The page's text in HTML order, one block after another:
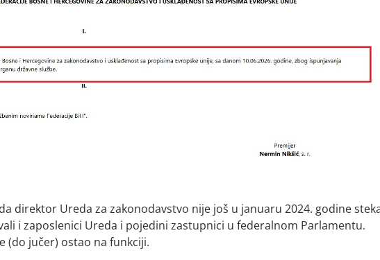
direktor Ureda za zakonodavstvo nije još u januaru 2024. godine
i zaposlenici Ureda i pojedini zastupnici u federalnom Parlamentu.
(do jučer) ostao na funkciji.